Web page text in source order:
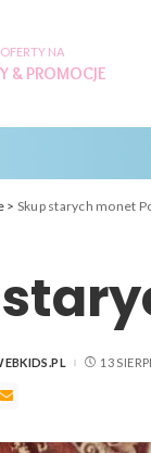
NA
& PROMOCJE
> Skup starych monet
13